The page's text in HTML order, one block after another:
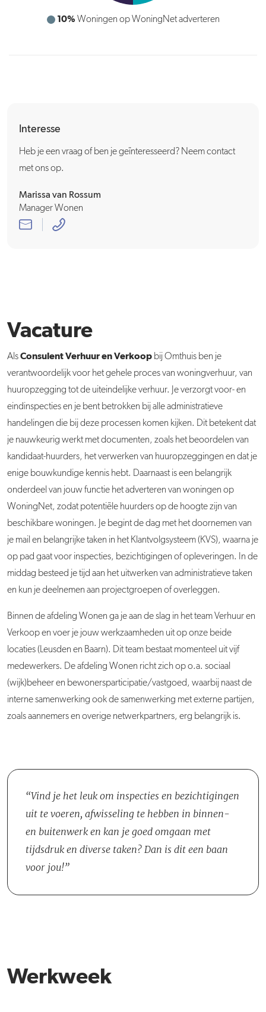
10% Woningen op WoningNet adverteren
Interesse
Heb je een vraag of ben je geïnteresseerd? Neem contact
met ons op.
Marissa van Rossum
Manager Wonen
Vacature
AlsConsulent Verhuur en Verkoop bij Omthuis ben je
verantwoordelijk voor het gehele proces van woningverhuur, van
huuropzegging tot de uiteindelijke verhuur. Je verzorgt voor- en
eindinspecties en je bent betrokken bij alle administratieve
handelingen die bij deze processen komen kijken. Dit betekent dat
je nauwkeurig werkt met documenten, zoals het beoordelen van
kandidaat-huurders, het verwerken van huuropzeggingen en dat je
enige bouwkundige kennis hebt. Daarnaast is een belangrijk
onderdeel van jouw functie het adverteren van woningen op
WoningNet, zodat potentiële huurders op de hoogte zijn van
beschikbare woningen. Je begint de dag met het doornemen van
je mail en belangrijke taken in het Klantvolgsysteem (KVS), waarna je
op pad gaat voor inspecties, bezichtigingen of opleveringen. In de
middag besteed je tijd aan het uitwerken van administratieve taken
en kun je deelnemen aan projectgroepen of overleggen.
Binnen de afdeling Wonen ga je aan de slag in het team Verhuur en
Verkoop en voer je jouw werkzaamheden uit op onze beide
locaties (Leusden en Baarn). Dit team bestaat momenteel uit vijf
medewerkers. De afdeling Wonen richt zich op o.a. sociaal
(wijk)beheer en bewonersparticipatie/vastgoed, waarbij naast de
interne samenwerking ook de samenwerking met externe partijen,
zoals aannemers en overige netwerkpartners, erg belangrijk is.
Vind je het leuk om inspecties en bezichtigingen
uit te voeren, afwisseling te hebben in binnen-
en buitenwerk en kan je goed omgaan met
tijdsdruk en diverse taken? Dan is dit een baan
voor jou!
Werkweek